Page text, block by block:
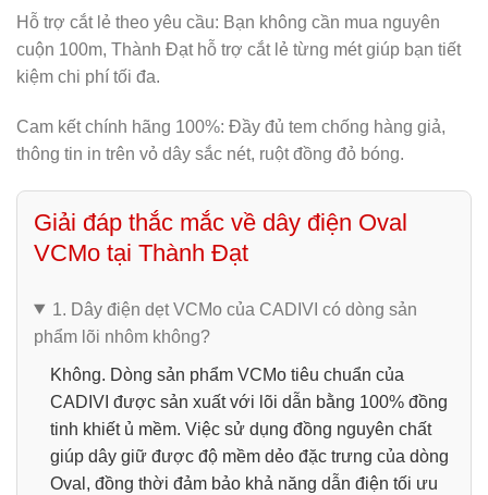
Hỗ trợ cắt lẻ theo yêu cầu: Bạn không cần mua nguyên
cuộn 100m, Thành Đạt hỗ trợ cắt lẻ từng mét giúp bạn tiết
kiệm chi phí tối đa.
Cam kết chính hãng 100%: Đầy đủ tem chống hàng giả,
thông tin in trên vỏ dây sắc nét, ruột đồng đỏ bóng.
Giải đáp thắc mắc về dây điện Oval
VCMo tại Thành Đạt
1. Dây điện dẹt VCMo của CADIVI có dòng sản
phẩm lõi nhôm không?
Không. Dòng sản phẩm VCMo tiêu chuẩn của
CADIVI được sản xuất với lõi dẫn bằng 100% đồng
tinh khiết ủ mềm. Việc sử dụng đồng nguyên chất
giúp dây giữ được độ mềm dẻo đặc trưng của dòng
Oval, đồng thời đảm bảo khả năng dẫn điện tối ưu